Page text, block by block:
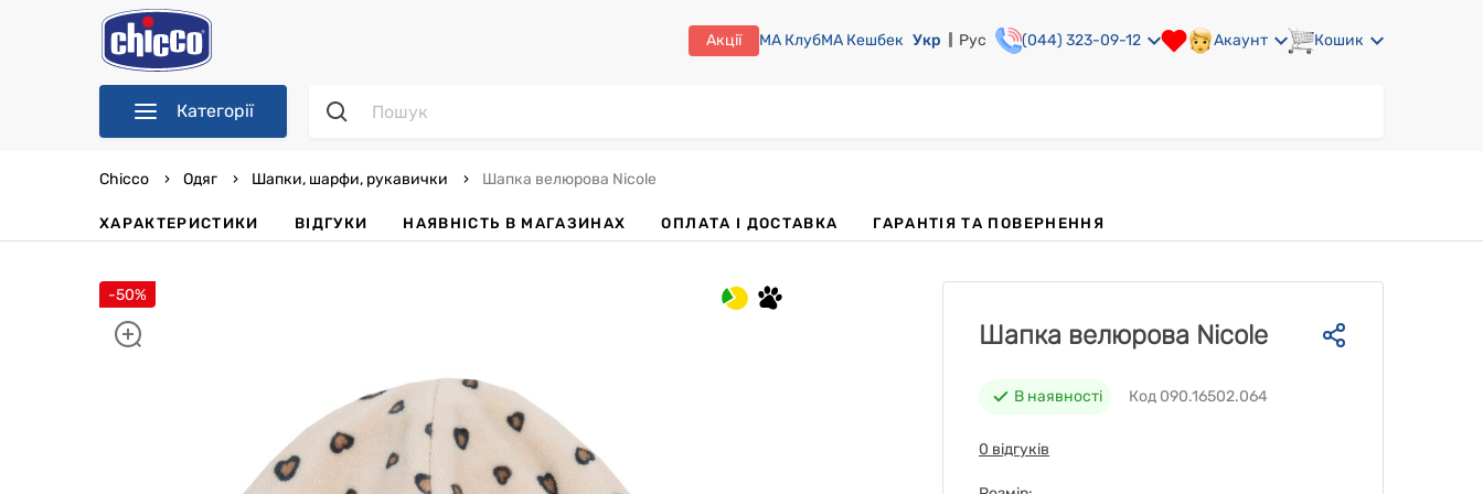
Акції МА КлубМА Кешбек Укр Рус (044) 323-09-12 Акаунт Кошик
Категорії
Chicco Одяг Шапки, шарфи, рукавички Шапка велюрова Nicole
ХАРАКТЕРИСТИКИ ВІДГУКИ НАЯВНІСТЬ В МАГАЗИНАХ OПЛАТА І ДОСТАВКА ГАРАНТІЯ ТА ПОВЕРНЕННЯ
-50%
Шапка велюрова Nicole
В наявності Код 090.16502.064
0 відгуків